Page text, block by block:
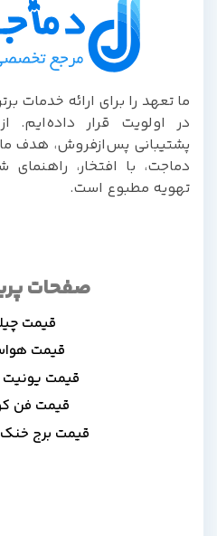
ما تعهد را برای ارائه خدمات
در اولویت قرار داده‌ایم.
پشتیبانی پس‌از‌فروش، هدف
دماجت، با افتخار،
تهویه مطبوع است.
صفحات
قیمت
قیمت
قیمت یونیت
قیمت فن
قیمت برج